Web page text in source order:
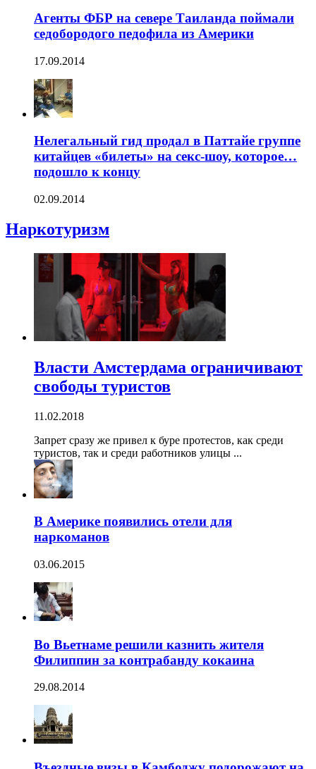
Агенты ФБР на севере Таиланда поймали
седобородого педофила из Америки
17.09.2014
Нелегальный гид продал в Паттайе группе
китайцев «билеты» на секс-шоу, которое…
подошло к концу
02.09.2014
Наркотуризм
Власти Амстердама ограничивают
свободы туристов
11.02.2018
Запрет сразу же привел к буре протестов, как среди
туристов, так и среди работников улицы ...
В Америке появились отели для
наркоманов
03.06.2015
Во Вьетнаме решили казнить жителя
Филиппин за контрабанду кокаина
29.08.2014